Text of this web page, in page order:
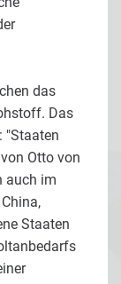
das
Das
"Staaten
Otto von
auch im
Staaten